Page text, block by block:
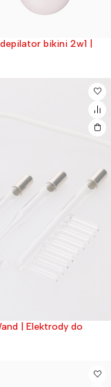
bikini 2w1 |
| Elektrody do